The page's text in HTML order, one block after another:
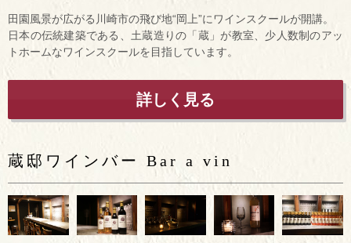
田園風景が広がる川崎市の飛び地“岡上”にワインスクールが開講。
日本の伝統建築である、土蔵造りの「蔵」が教室、少人数制のアッ
トホームなワインスクールを目指しています。
詳しく見る
蔵邸ワインバー Bar a vin